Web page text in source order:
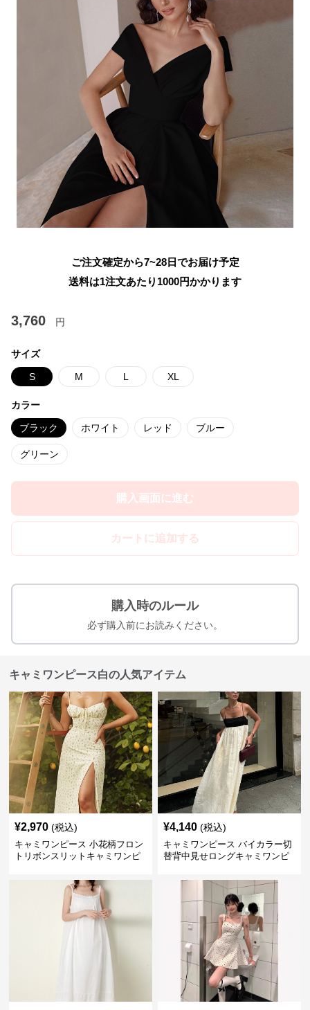
ご注文確定から7~28日でお届け予定
送料は1注文あたり 1000円かかります
3,760 円
サイズ
S M L XL
カラー
ブラック ホワイト レッド ブルー
グリーン
購入画面に進む
カートに追加する
購入時のルール
必ず購入前にお読みください。
キャミワンピース白の人気アイテム
¥2,970 (税込)
キャミワンピース 小花柄フロン
トリボンスリットキャミワンピ
¥4,140 (税込)
キャミワンピース バイカラー切
替背中見せロングキャミワンピ